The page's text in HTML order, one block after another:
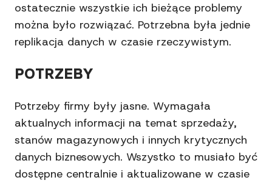
ostatecznie wszystkie ich bieżące problemy
można było rozwiązać. Potrzebna była jednie
replikacja danych w czasie rzeczywistym.
POTRZEBY
Potrzeby firmy były jasne. Wymagała
aktualnych informacji na temat sprzedaży,
stanów magazynowych i innych krytycznych
danych biznesowych. Wszystko to musiało być
dostępne centralnie i aktualizowane w czasie